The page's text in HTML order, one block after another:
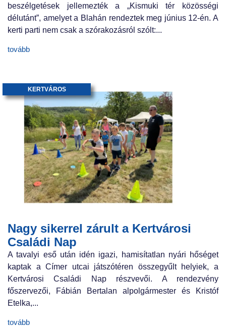
beszélgetések jellemezték a „Kismuki tér közösségi
délutánt”, amelyet a Blahán rendeztek meg június 12-én. A
kerti parti nem csak a szórakozásról szólt:...
tovább
Nagy sikerrel zárult a Kertvárosi
Családi Nap
KERTVÁROS
A tavalyi eső után idén igazi, hamisítatlan nyári hőséget
kaptak a Címer utcai játszótéren összegyűlt helyiek, a
Kertvárosi Családi Nap részvevői. A rendezvény
főszervezői, Fábián Bertalan alpolgármester és Kristóf
Etelka,...
tovább